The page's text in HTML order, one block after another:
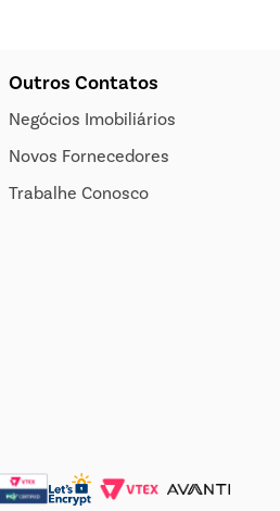
Outros Contatos
Negócios Imobiliários
Novos Fornecedores
Trabalhe Conosco